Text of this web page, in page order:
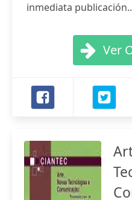
inmediata
Ver